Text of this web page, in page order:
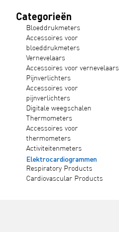
Categorieën
Bloeddrukmeters
Accessoires voor
bloeddrukmeters
Vernevelaars
Accessoires voor vernevelaars
Pijnverlichters
Accessoires voor
pijnverlichters
Digitale weegschalen
Thermometers
Accessoires voor
thermometers
Activiteitenmeters
Elektrocardiogrammen
Respiratory Products
Cardiovascular Products